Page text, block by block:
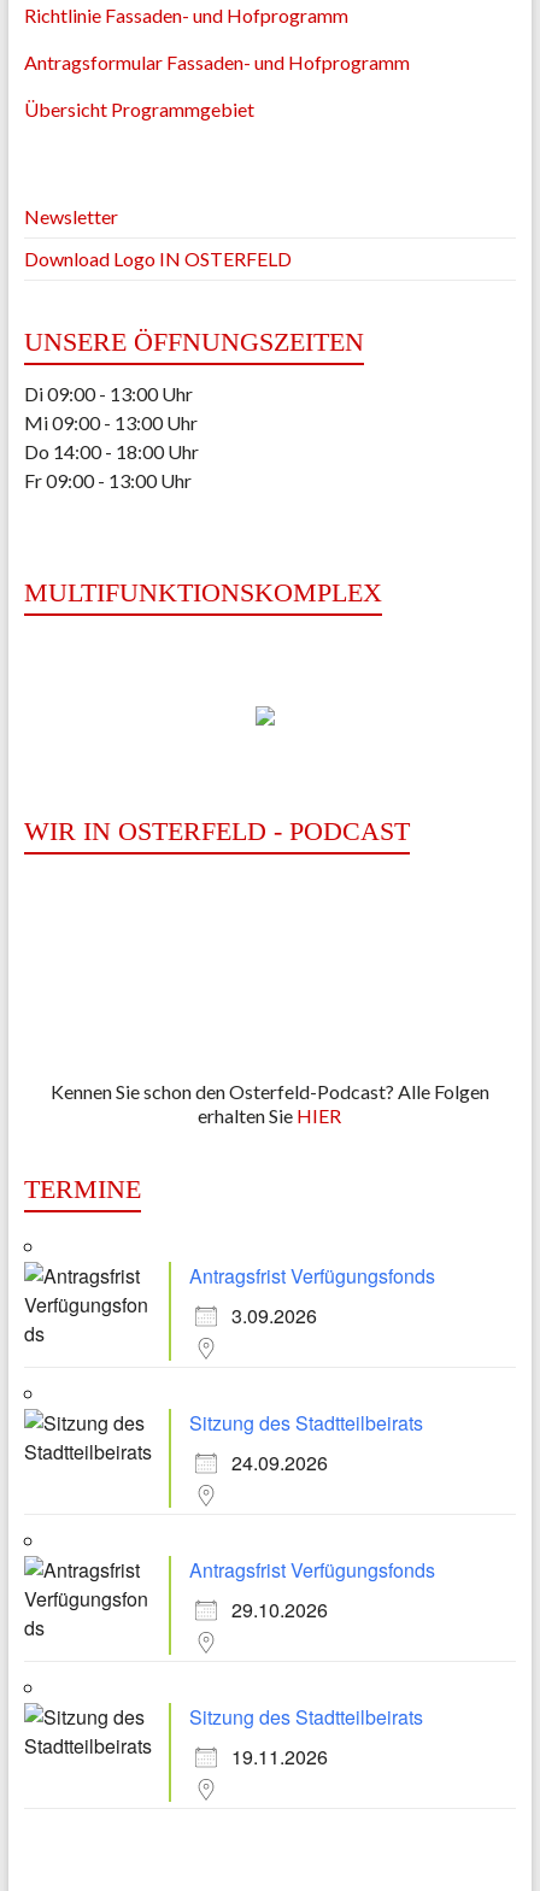
Richtlinie Fassaden- und Hofprogramm
Antragsformular Fassaden- und Hofprogramm
Übersicht Programmgebiet
Newsletter
Download Logo IN OSTERFELD
UNSERE ÖFFNUNGSZEITEN
Di 09:00 - 13:00 Uhr
Mi 09:00 - 13:00 Uhr
Do 14:00 - 18:00 Uhr
Fr 09:00 - 13:00 Uhr
MULTIFUNKTIONSKOMPLEX
WIR IN OSTERFELD - PODCAST
Kennen Sie schon den Osterfeld-Podcast? Alle Folgen
erhalten Sie HIER
TERMINE
Antragsfrist Verfügungsfonds
3.09.2026
Sitzung des Stadtteilbeirats
24.09.2026
Antragsfrist Verfügungsfonds
29.10.2026
Sitzung des Stadtteilbeirats
19.11.2026